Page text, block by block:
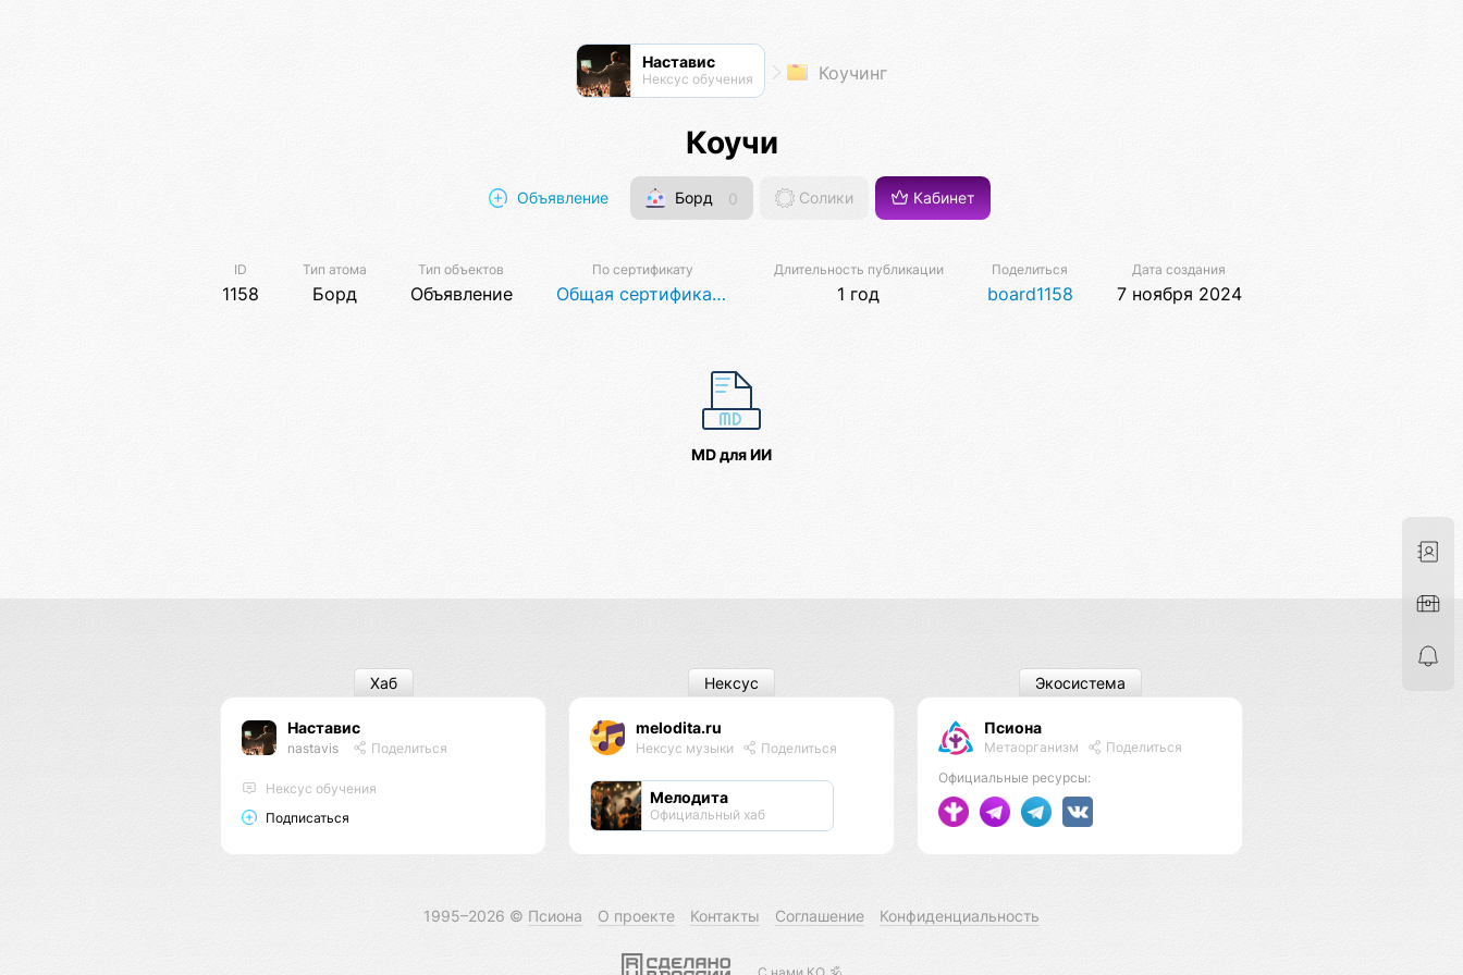
Наставис
Нексус обучения Коучинг
Коучи
Объявление Борд 0 Солики Кабинет
ID
1158
Тип атома
Борд
Тип объектов
Объявление
По сертификату
Общая сертификация коучей
Длительность публикации
1 год
Поделиться
board1158
Дата создания
7 ноября 2024
MD для ИИ
Наставис
nastavis Поделиться
Нексус обучения
Подписаться
Хаб
melodita.ru
Нексус музыки Поделиться
Мелодита
Официальный хаб
Нексус
Псиона
Метаорганизм
Поделиться
Официальные ресурсы:
Экосистема
1995–2026 © Псиона О проекте Контакты Соглашение Конфиденциальность